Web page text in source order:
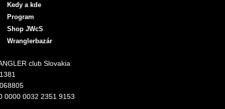
Kedy a kde
Program
Shop JWcS
Wranglerbazár
club Slovakia
0000 0032 2351 9153